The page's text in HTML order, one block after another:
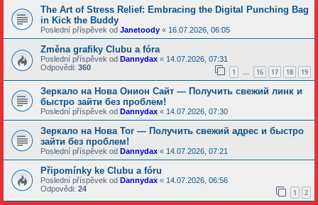
The Art of Stress Relief: Embracing the Digital Punching Bag
in Kick the Buddy
Poslední příspěvek od Janetoody « 16.07.2026, 06:05
Změna grafiky Clubu a fóra
Poslední příspěvek od Dannydax « 14.07.2026, 07:31
Odpovědi: 360 1 … 16 17 18 19
Зеркало на Нова Онион Сайт — Получить свежий линк и
быстро зайти без проблем!
Poslední příspěvek od Dannydax « 14.07.2026, 07:30
Зеркало на Нова Tor — Получить свежий адрес и быстро
зайти без проблем!
Poslední příspěvek od Dannydax « 14.07.2026, 07:21
Připomínky ke Clubu a fóru
Poslední příspěvek od Dannydax « 14.07.2026, 06:56
Odpovědi: 24 1 2